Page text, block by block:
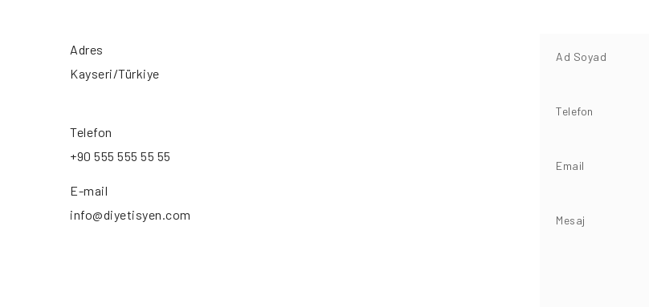
Adres
Kayseri/Türkiye
Telefon
+90 555 555 55 55
E-mail
info@diyetisyen.com
Ad Soyad
Telefon
Email
Mesaj